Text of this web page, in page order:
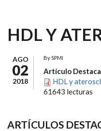
HDL Y
AGO
02
2018
BySPMI
Artículo
HDL y
61643 lecturas
ARTÍCULOS